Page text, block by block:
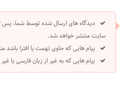
دیدگاه های ارسال شده توسط شما، پس
سایت منتشر خواهد شد.
پیام هایی که حاوی تهمت یا افترا باشد
پیام هایی که به غیر از زبان فارسی یا